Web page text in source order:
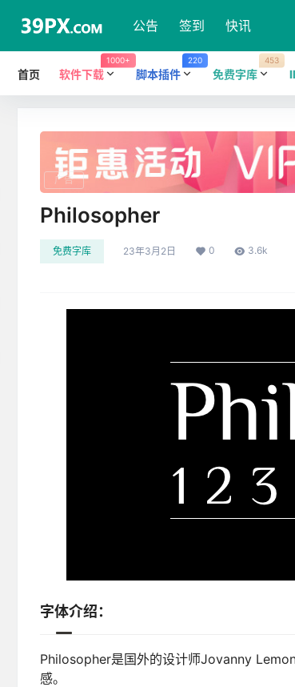
公告 签到 快讯
首页 软件下载
1000+
脚本插件
220
免费字库
453
广告
Philosopher
免费字库 23年3月2日 0 3.6k
字体介绍：
Philosopher是国外的设计师Jovanny
感。